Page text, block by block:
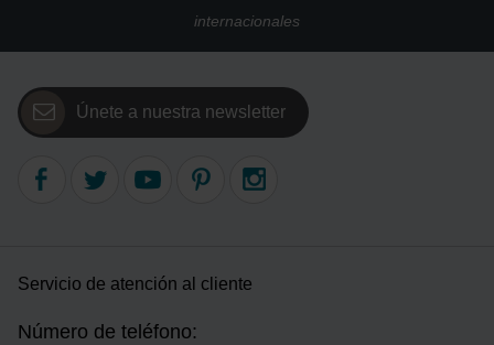
internacionales
Únete a nuestra newsletter
Servicio de atención al cliente
Número de teléfono: